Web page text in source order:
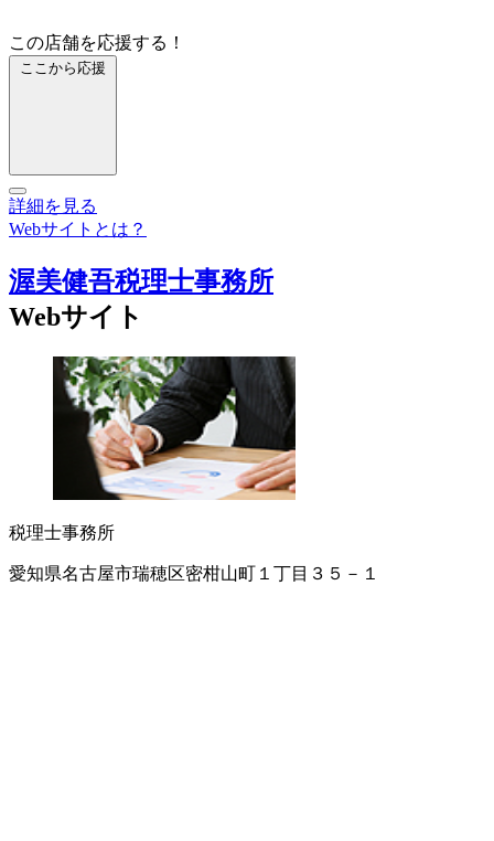
この店舗を応援する！
ここから応援
詳細を見る
Webサイトとは？
渥美健吾税理士事務所
Webサイト
税理士事務所
愛知県名古屋市瑞穂区密柑山町１丁目３５－１